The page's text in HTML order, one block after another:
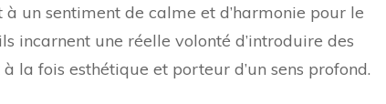
un sentiment de calme et d’harmonie pour le
incarnent une réelle volonté d’introduire des
la fois esthétique et porteur d’un sens profond.